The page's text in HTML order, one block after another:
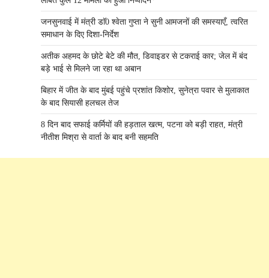
जनसुनवाई में मंत्री डाॅ0 श्वेता गुप्ता ने सुनी आमजनों की समस्याएँ, त्वरित
समाधान के दिए दिशा-निर्देश
अतीक अहमद के छोटे बेटे की मौत, डिवाइडर से टकराई कार; जेल में बंद
बड़े भाई से मिलने जा रहा था अबान
बिहार में जीत के बाद मुंबई पहुंचे प्रशांत किशोर, सुनेत्रा पवार से मुलाकात
के बाद सियासी हलचल तेज
8 दिन बाद सफाई कर्मियों की हड़ताल खत्म, पटना को बड़ी राहत, मंत्री
नीतीश मिश्रा से वार्ता के बाद बनी सहमति